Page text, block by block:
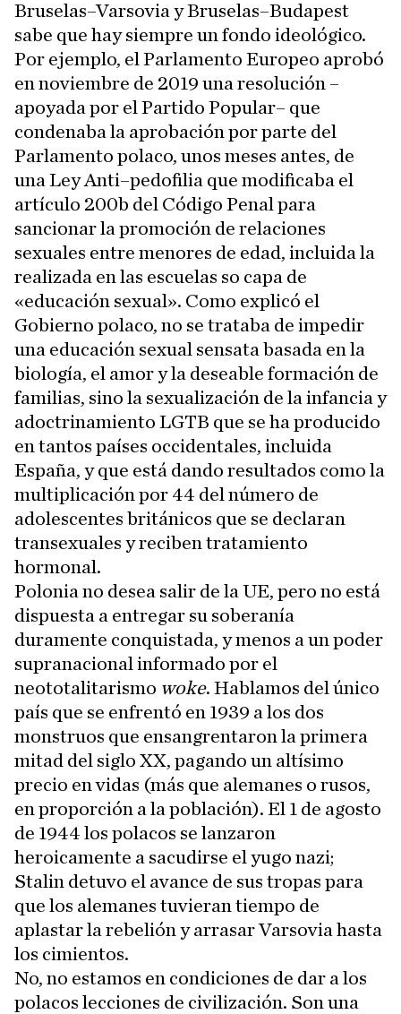
Bruselas–Varsovia y Bruselas–Budapest
sabe que hay siempre un fondo ideológico.
Por ejemplo, el Parlamento Europeo aprobó
en noviembre de 2019 una resolución –
apoyada por el Partido Popular– que
condenaba la aprobación por parte del
Parlamento polaco, unos meses antes, de
una Ley Anti–pedofilia que modificaba el
artículo 200b del Código Penal para
sancionar la promoción de relaciones
sexuales entre menores de edad, incluida la
realizada en las escuelas so capa de
«educación sexual». Como explicó el
Gobierno polaco, no se trataba de impedir
una educación sexual sensata basada en la
biología, el amor y la deseable formación de
familias, sino la sexualización de la infancia y
adoctrinamiento LGTB que se ha producido
en tantos países occidentales, incluida
España, y que está dando resultados como la
multiplicación por 44 del número de
adolescentes británicos que se declaran
transexuales y reciben tratamiento
hormonal.
Polonia no desea salir de la UE, pero no está
dispuesta a entregar su soberanía
duramente conquistada, y menos a un poder
supranacional informado por el
neototalitarismo woke. Hablamos del único
país que se enfrentó en 1939 a los dos
monstruos que ensangrentaron la primera
mitad del siglo XX, pagando un altísimo
precio en vidas (más que alemanes o rusos,
en proporción a la población). El 1 de agosto
de 1944 los polacos se lanzaron
heroicamente a sacudirse el yugo nazi;
Stalin detuvo el avance de sus tropas para
que los alemanes tuvieran tiempo de
aplastar la rebelión y arrasar Varsovia hasta
los cimientos.
No, no estamos en condiciones de dar a los
polacos lecciones de civilización. Son una